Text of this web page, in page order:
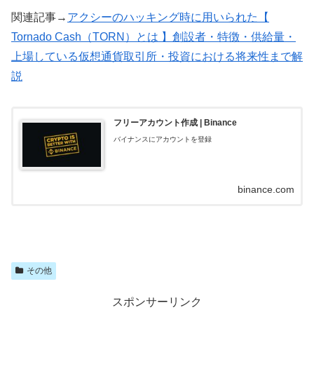
関連記事→ アクシーのハッキング時に用いられた【
Tornado Cash（TORN）とは 】創設者・特徴・供給量・
上場している仮想通貨取引所・投資における将来性まで解
説
フリーアカウント作成 | Binance
バイナンスにアカウントを登録
binance.com
その他
スポンサーリンク